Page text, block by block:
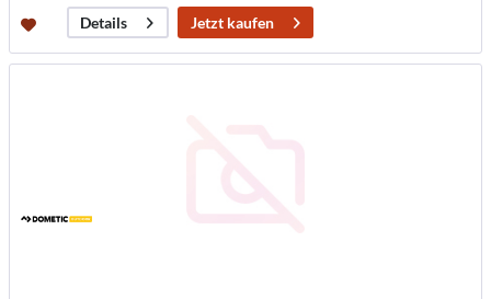
Details Jetzt kaufen